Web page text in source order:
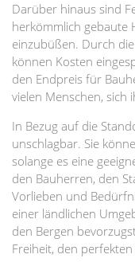
Darüber hinaus sind
herkömmlich gebaute
einzubüßen. Durch
können Kosten
den Endpreis für
vielen Menschen, sich
In Bezug auf die
unschlagbar. Sie
solange es eine
den Bauherren, den
Vorlieben und
einer ländlichen
den Bergen
Freiheit, den